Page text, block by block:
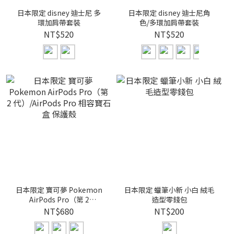
日本限定 disney 迪士尼 多
環加肩帶套裝
NT$520
日本限定 disney 迪士尼角
色/多環加肩帶套裝
NT$520
日本限定 寶可夢 Pokemon
AirPods Pro（第 2
代）/AirPods Pro 相容寶石
盒 保護殼
NT$680
日本限定 蠟筆小新 小白 絨毛
造型零錢包
NT$200